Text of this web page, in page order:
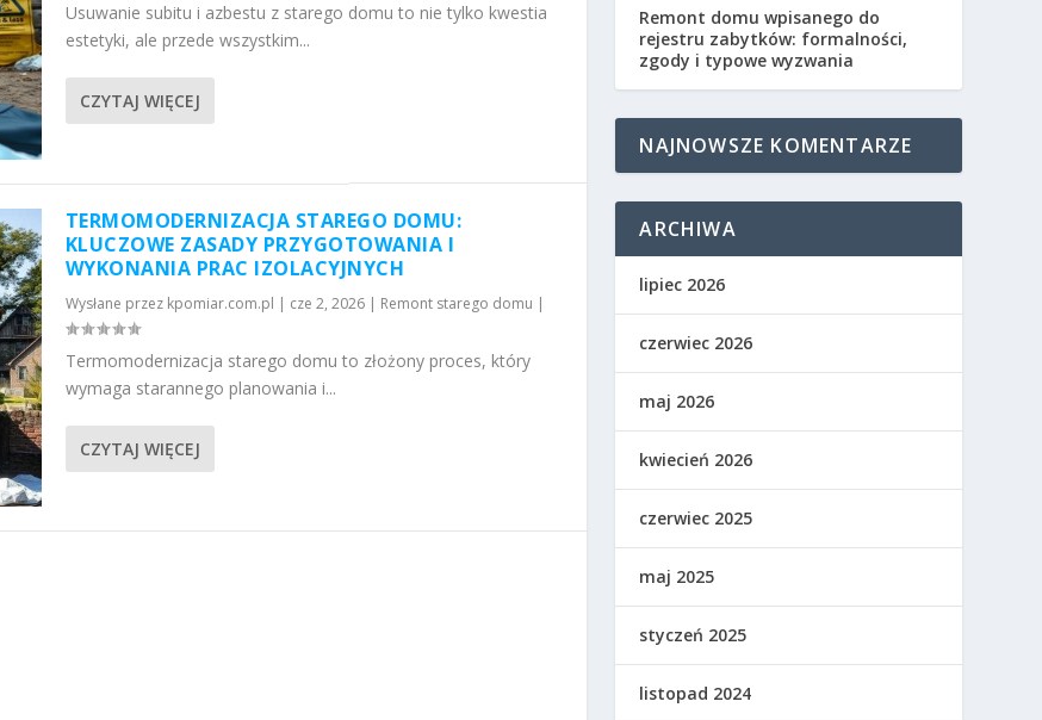
Usuwanie subitu i azbestu z starego domu to nie tylko kwestia
estetyki, ale przede wszystkim...
CZYTAJ WIĘCEJ
TERMOMODERNIZACJA STAREGO DOMU:
KLUCZOWE ZASADY PRZYGOTOWANIA I
WYKONANIA PRAC IZOLACYJNYCH
Wysłane przez kpomiar.com.pl | cze 2, 2026| Remont starego domu |
Termomodernizacja starego domu to złożony proces, który
wymaga starannego planowania i...
CZYTAJ WIĘCEJ
Remont domu wpisanego do
rejestru zabytków: formalności,
zgody i typowe wyzwania
NAJNOWSZE KOMENTARZE
ARCHIWA
lipiec 2026
czerwiec 2026
maj 2026
kwiecień 2026
czerwiec 2025
maj 2025
styczeń 2025
listopad 2024